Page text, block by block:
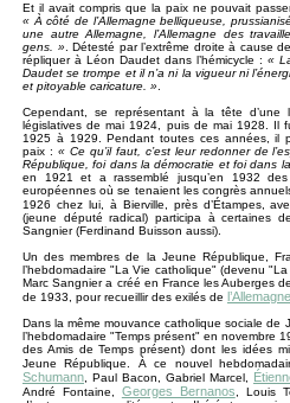
Et il avait compris que la paix ne pouvait
« À côté de l’Allemagne belliqueuse,
une autre Allemagne, l’Allemagne des
gens. » . Détesté par l’extrême droite à cause
répliquer à Léon Daudet dans l’hémicycle :«
Daudet se trompe et il n’a ni la vigueur ni
et pitoyable caricature. »
Cependant, se représentant à la tête
législatives de mai 1924, puis de mai 1928. Il
1925 à 1929. Pendant toutes ces années, il
paix : « Ce qu’il faut, c’est leur redonner de
République, foi dans la démocratie et foi dans
en 1921 et a rassemblé jusqu’en 1932
européennes où se tenaient les congrès
1926 chez lui, à Bierville, près d’Étampes,
(jeune député radical) participa à certaines
Sangnier (Ferdinand Buisson aussi).
Un des membres de la Jeune République,
l’hebdomadaire "La Vie catholique" (devenu
Marc Sangnier a créé en France les Auberges
de 1933, pour recueillir des exilés de
Dans la même mouvance catholique sociale de
l’hebdomadaire "Temps présent" en novembre
des Amis de Temps présent) dont les idées
Jeune République. À ce nouvel
Schumann , Paul Bacon, Gabriel Marcel,
André Fontaine, Georges Bernanos , Louis